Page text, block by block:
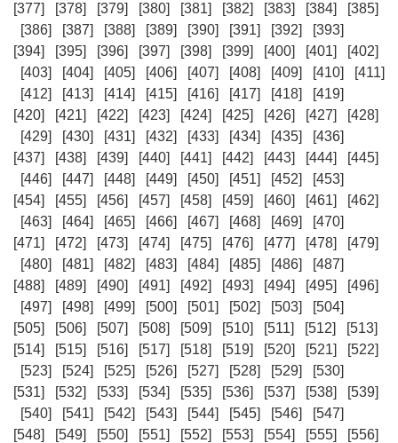
[377]
[378] [379] [380] [381] [382] [383] [384]
[385]
[386]
[387] [388] [389] [390] [391] [392]
[393]
[394]
[395] [396] [397] [398] [399] [400] [401]
[402]
[403]
[404] [405] [406] [407] [408] [409] [410]
[411]
[412]
[413] [414] [415] [416] [417] [418]
[419]
[420]
[421] [422] [423] [424] [425] [426] [427]
[428]
[429]
[430] [431] [432] [433] [434] [435]
[436]
[437]
[438] [439] [440] [441] [442] [443] [444]
[445]
[446]
[447] [448] [449] [450] [451] [452]
[453]
[454]
[455] [456] [457] [458] [459] [460] [461]
[462]
[463]
[464] [465] [466] [467] [468] [469]
[470]
[471]
[472] [473] [474] [475] [476] [477] [478]
[479]
[480]
[481] [482] [483] [484] [485] [486]
[487]
[488]
[489] [490] [491] [492] [493] [494] [495]
[496]
[497]
[498] [499] [500] [501] [502] [503]
[504]
[505]
[506] [507] [508] [509] [510] [511] [512]
[513]
[514]
[515] [516] [517] [518] [519] [520] [521]
[522]
[523]
[524] [525] [526] [527] [528] [529]
[530]
[531]
[532] [533] [534] [535] [536] [537] [538]
[539]
[540]
[541] [542] [543] [544] [545] [546]
[547]
[548]
[549] [550] [551] [552] [553] [554] [555]
[556]